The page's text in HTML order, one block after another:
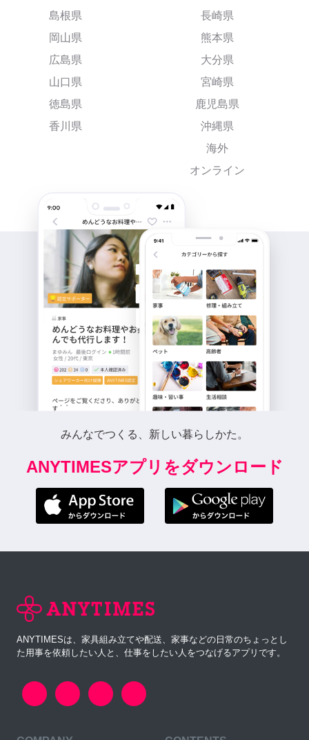
島根県
岡山県
広島県
山口県
徳島県
香川県
長崎県
熊本県
大分県
宮崎県
鹿児島県
沖縄県
海外
オンライン
みんなでつくる、新しい暮らしかた。
ANYTIMESアプリをダウンロード
ANYTIMESは、家具組み立てや配送、家事などの日常のちょっとし
た用事を依頼したい人と、仕事をしたい人をつなげるアプリです。